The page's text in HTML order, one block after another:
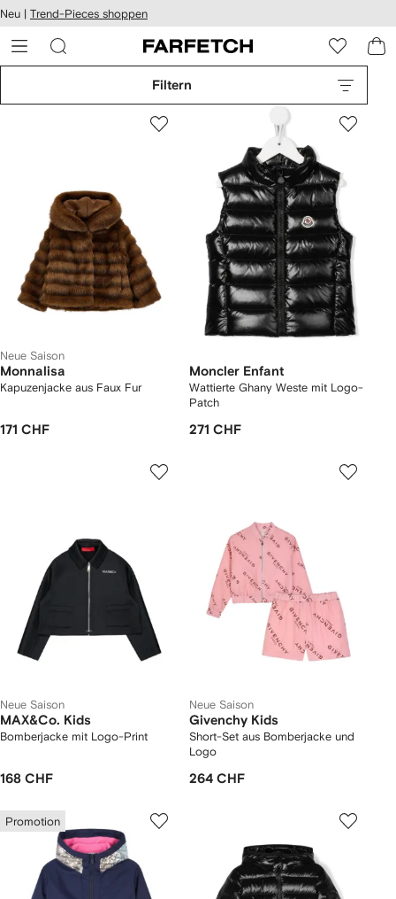
zum
Neu | Trend-Pieces shoppen
Filtern
Neue Saison
Monnalisa
Kapuzenjacke aus Faux Fur
171 CHF
Moncler Enfant
Wattierte Ghany Weste mit Logo-
Patch
271 CHF
Neue Saison
MAX&Co. Kids
Bomberjacke mit Logo-Print
168 CHF
Neue Saison
Givenchy Kids
Short-Set aus Bomberjacke und
Logo
264 CHF
Promotion